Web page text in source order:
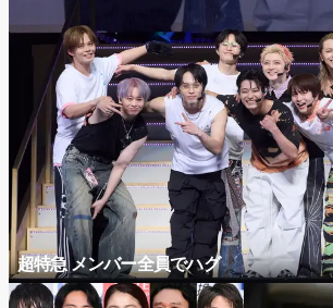
超特急 メンバー全員でハグ